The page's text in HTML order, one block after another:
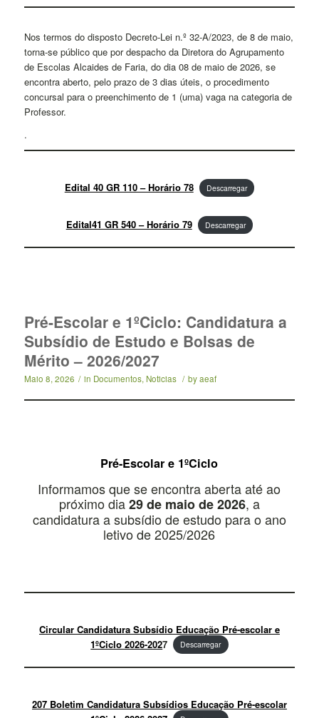
Nos termos do disposto Decreto-Lei n.º 32-A/2023, de 8 de maio,
torna-se público que por despacho da Diretora do Agrupamento
de Escolas Alcaides de Faria, do dia 08 de maio de 2026, se
encontra aberto, pelo prazo de 3 dias úteis, o procedimento
concursal para o preenchimento de 1 (uma) vaga na categoria de
Professor.
.
Edital 40 GR 110 – Horário 78 Descarregar
Edital41 GR 540 – Horário 79 Descarregar
Pré-Escolar e 1ºCiclo: Candidatura a
Subsídio de Estudo e Bolsas de
Mérito – 2026/2027
Maio 8, 2026 / in Documentos,Noticias / byaeaf
Pré-Escolar e 1ºCiclo
Informamos que se encontra aberta até ao
próximo dia29 de maio de 2026, a
candidatura a subsídio de estudo para o ano
letivo de 2025/2026
Circular Candidatura Subsídio Educação Pré-escolar e
1ºCiclo 2026-2027 Descarregar
207 Boletim Candidatura Subsídios Educação Pré-escolar